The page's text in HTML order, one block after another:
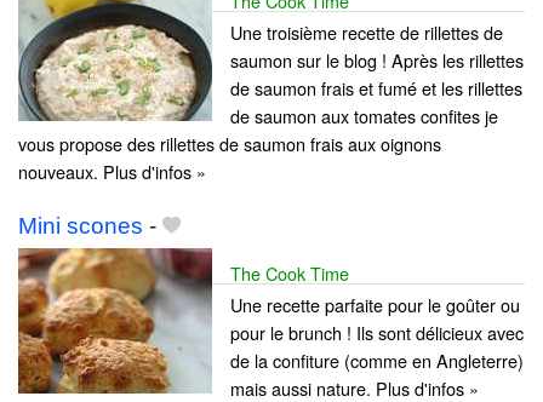
Une troisième recette de rillettes de
saumon sur le blog ! Après les rillettes
de saumon frais et fumé et les rillettes
de saumon aux tomates confites je
vous propose des rillettes de saumon frais aux oignons
nouveaux. Plus d'infos »
Mini scones -
The Cook Time
Une recette parfaite pour le goûter ou
pour le brunch ! Ils sont délicieux avec
de la confiture (comme en Angleterre)
mais aussi nature. Plus d'infos »